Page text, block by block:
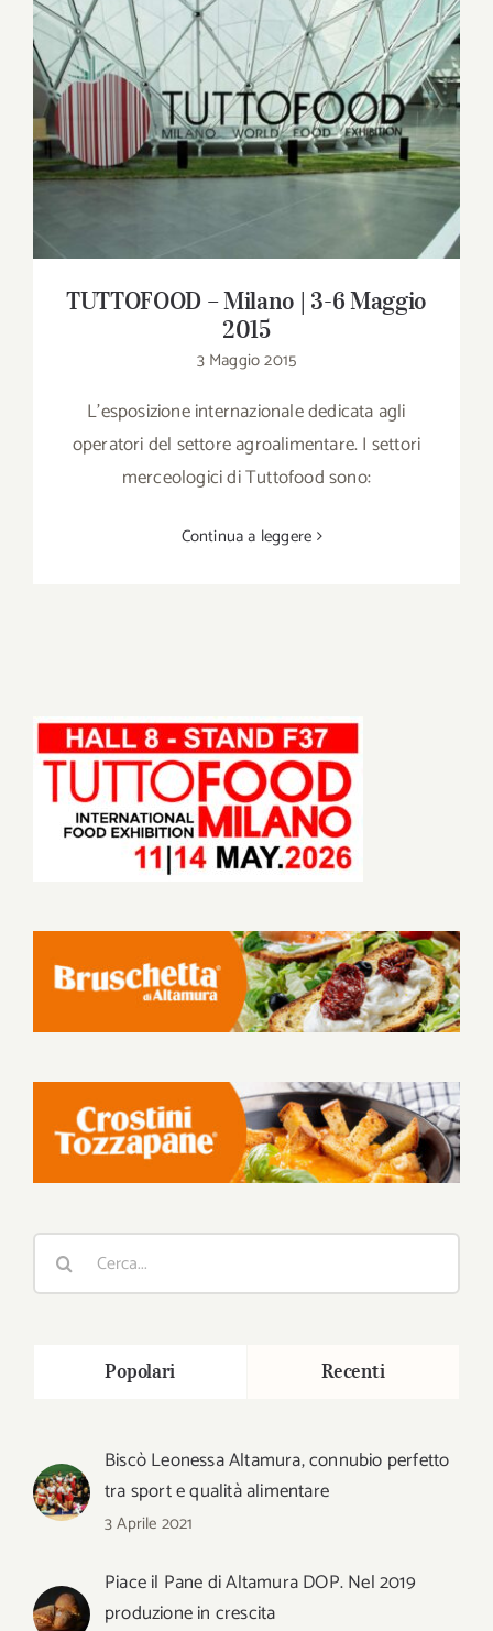
Download
Contatti
SHOP
per:
TUTTOFOOD – Milano | 3-6 Maggio 2015
TUTTOFOOD – Milano | 3-6 Maggio
2015
3 Maggio 2015
L'esposizione internazionale dedicata agli
operatori del settore agroalimentare. I settori
merceologici di Tuttofood sono:
Continua a leggere
Cerca
Popolari Recenti
Biscò Leonessa Altamura, connubio perfetto
tra sport e qualità alimentare
3 Aprile 2021
Piace il Pane di Altamura DOP. Nel 2019
produzione in crescita